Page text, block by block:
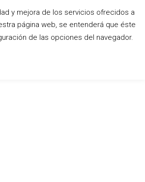
Contacto
y mejora de los servicios ofrecidos a
página web, se entenderá que éste
de las opciones del navegador.